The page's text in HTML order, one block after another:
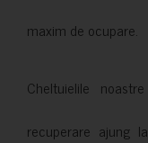
maxim de ocupare.
Cheltuielile
recuperare ajung